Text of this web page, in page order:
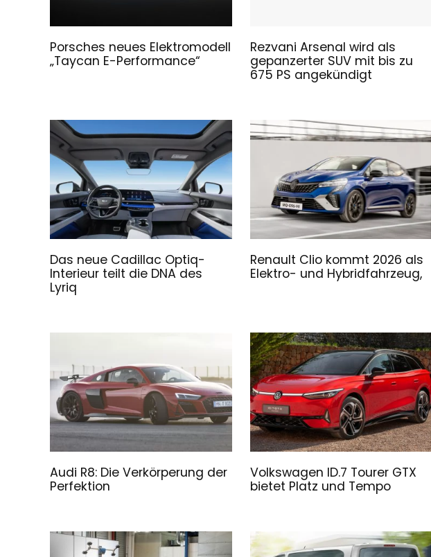
Porsches neues Elektromodell
„Taycan E-Performance“
Rezvani Arsenal wird als
gepanzerter SUV mit bis zu
675 PS angekündigt
Das neue Cadillac Optiq-
Interieur teilt die DNA des
Lyriq
Renault Clio kommt 2026 als
Elektro- und Hybridfahrzeug,
Audi R8: Die Verkörperung der
Perfektion
Volkswagen ID.7 Tourer GTX
bietet Platz und Tempo